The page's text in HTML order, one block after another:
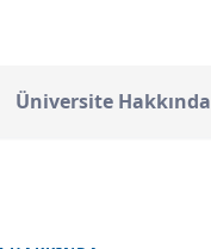
Üniversite Hakkında